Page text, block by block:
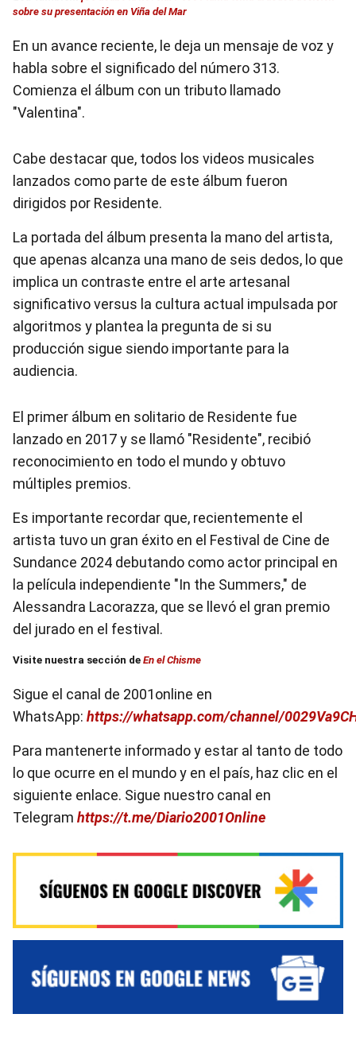
sobre su presentación en Viña del Mar
En un avance reciente, le deja un mensaje de voz y
habla sobre el significado del número 313.
Comienza el álbum con un tributo llamado
"Valentina".
Cabe destacar que, todos los videos musicales
lanzados como parte de este álbum fueron
dirigidos por Residente.
La portada del álbum presenta la mano del artista,
que apenas alcanza una mano de seis dedos, lo que
implica un contraste entre el arte artesanal
significativo versus la cultura actual impulsada por
algoritmos y plantea la pregunta de si su
producción sigue siendo importante para la
audiencia.
El primer álbum en solitario de Residente fue
lanzado en 2017 y se llamó "Residente", recibió
reconocimiento en todo el mundo y obtuvo
múltiples premios.
Es importante recordar que, recientemente el
artista tuvo un gran éxito en el Festival de Cine de
Sundance 2024 debutando como actor principal en
la película independiente "In the Summers," de
Alessandra Lacorazza, que se llevó el gran premio
del jurado en el festival.
Visite nuestra sección de En el Chisme
Sigue el canal de 2001online en
WhatsApp: https://whatsapp.com/channel/
Para mantenerte informado y estar al tanto de todo
lo que ocurre en el mundo y en el país, haz clic en el
siguiente enlace. Sigue nuestro canal en
Telegram https://t.me/Diario2001Online